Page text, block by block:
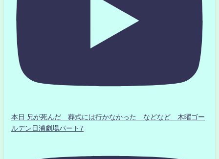
本日 兄が死んだ 葬式には行かなかった などなど 木曜ゴー
ルデン日浦劇場パート7